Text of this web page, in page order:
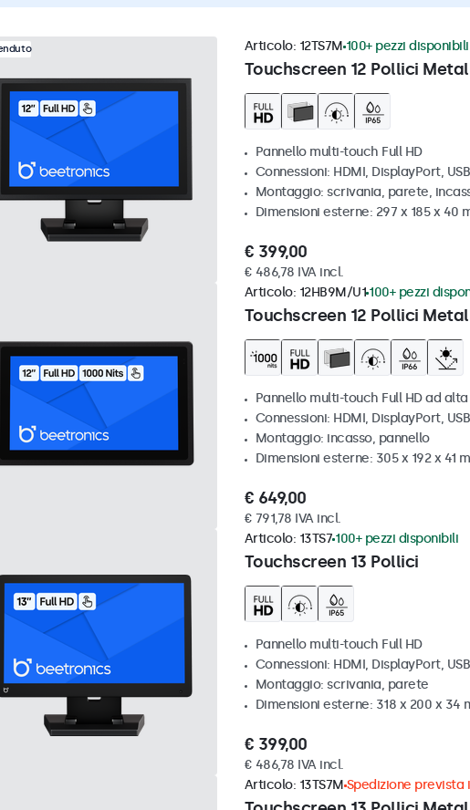
Touchscreen 12 Pollici
Articolo: 12TS7M 100+ pezzi disponibili
Pannello multi-touch Full HD
Connessioni: HDMI, DisplayPort,
Montaggio: scrivania, parete,
Dimensioni esterne: 297 x 185 x 40
€ 399,00
€ 486,78 IVA incl.
Touchscreen 12 Pollici
Articolo: 12HB9M/U1 100+ pezzi
Pannello multi-touch Full HD ad
Connessioni: HDMI, DisplayPort,
Montaggio: incasso, pannello
Dimensioni esterne: 305 x 192 x 41
€ 649,00
€ 791,78 IVA incl.
Touchscreen 13 Pollici
Articolo: 13TS7 100+ pezzi disponibili
Pannello multi-touch Full HD
Connessioni: HDMI, DisplayPort,
Montaggio: scrivania, parete
Dimensioni esterne: 318 x 200 x 34
€ 399,00
€ 486,78 IVA incl.
Articolo: 13TS7M Spedizione prevista